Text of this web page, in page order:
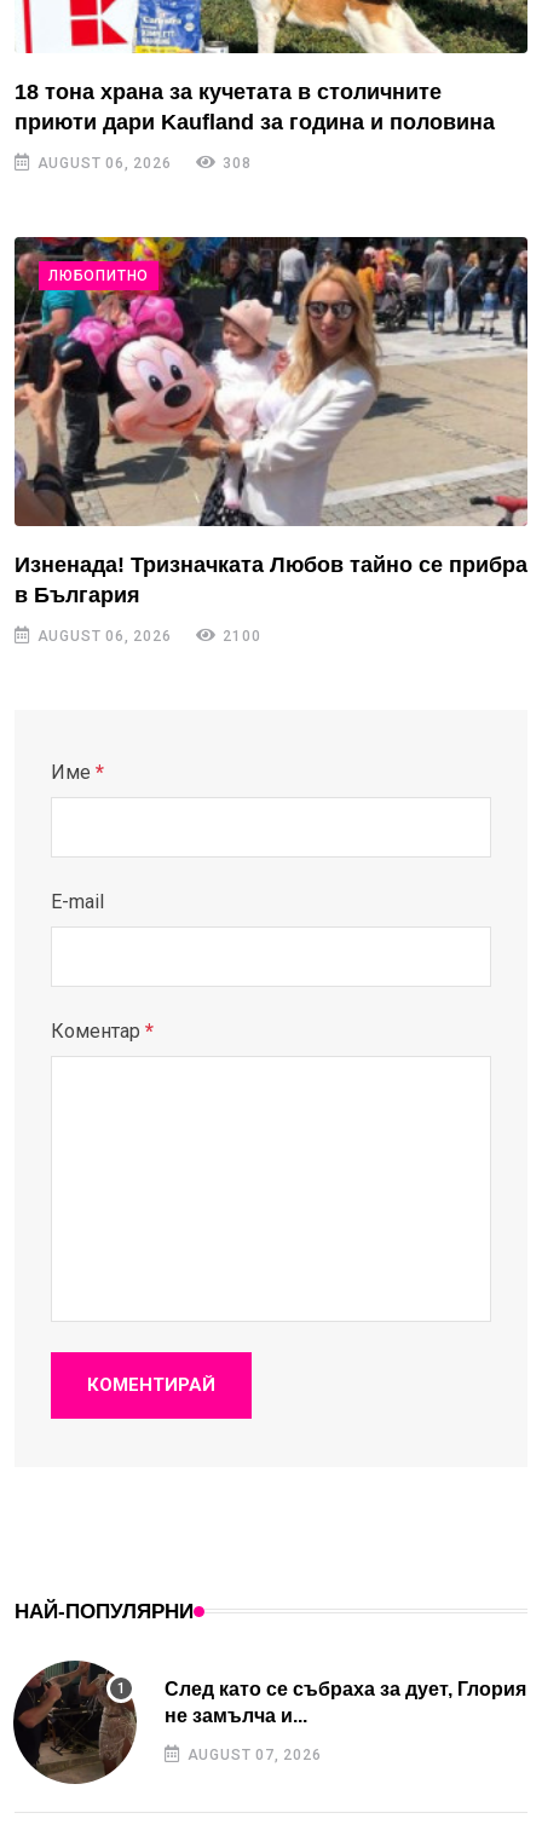
18 тона храна за кучетата в столичните
приюти дари Kaufland за година и половина
AUGUST 06, 2026 308
ЛЮБОПИТНО
Изненада! Тризначката Любов тайно се прибра
в България
AUGUST 06, 2026 2100
Име *
E-mail
Коментар *
КОМЕНТИРАЙ
НАЙ-ПОПУЛЯРНИ
След като се събраха за дует, Глория
не замълча и...
AUGUST 07, 2026